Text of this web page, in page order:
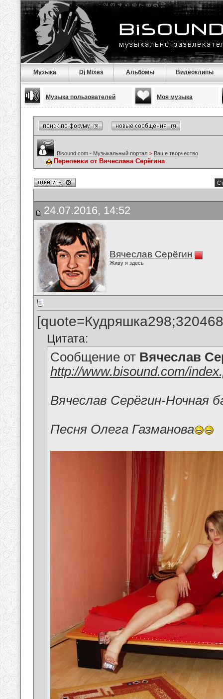
Музыка Dj Mixes Альбомы Видеоклипы
Музыка пользователей Моя музыка
Bisound.com - Музыкальный портал > Ваше творчество
Перепевки от Вячеслава Серёгина
24.07.2016, 14:52
Вячеслав Серёгин
Живу я здесь
Цитата:
Сообщение от Вячеслав
http://www.bisound.com/
Вячеслав Серёгин-Ночная
Песня Олега Газманова